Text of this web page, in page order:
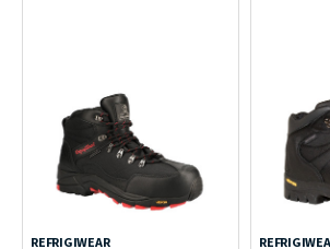
REFRIGIWEAR